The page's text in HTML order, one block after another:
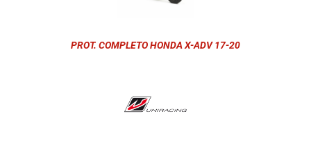
PROT. COMPLETO HONDA X-ADV 17-20